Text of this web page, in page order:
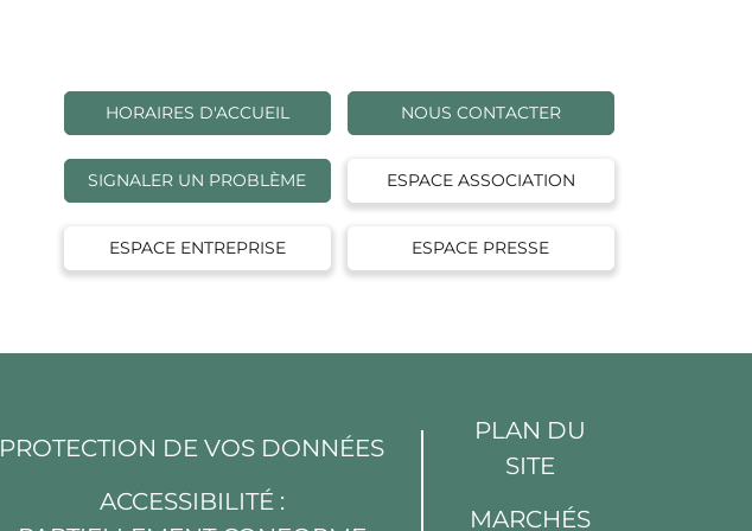
HORAIRES D'ACCUEIL NOUS CONTACTER
SIGNALER UN PROBLÈME ESPACE ASSOCIATION
ESPACE ENTREPRISE ESPACE PRESSE
PROTECTION DE VOS DONNÉES
ACCESSIBILITÉ :
PLAN DU
SITE
MARCHÉS